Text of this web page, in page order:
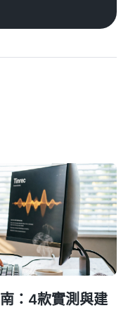
：4款實測與建